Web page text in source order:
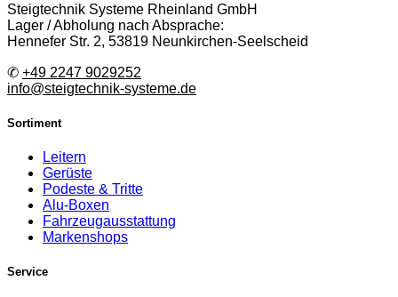
Steigtechnik Systeme Rheinland GmbH
Lager / Abholung nach Absprache:
Hennefer Str. 2, 53819 Neunkirchen-Seelscheid
✆ +49 2247 9029252
info@steigtechnik-systeme.de
Sortiment
Leitern
Gerüste
Podeste & Tritte
Alu-Boxen
Fahrzeugausstattung
Markenshops
Service